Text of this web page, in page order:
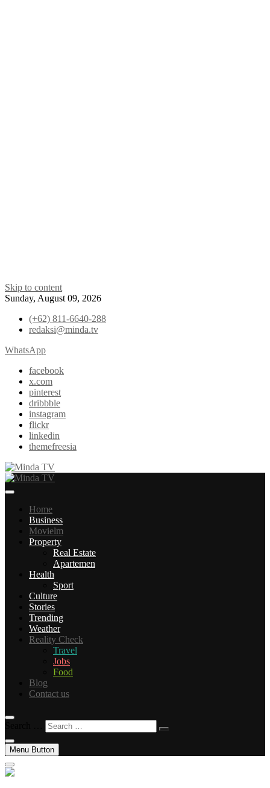
Skip to content
Sunday, August 09, 2026
(+62) 811-6640-288
redaksi@minda.tv
WhatsApp
facebook
x.com
pinterest
dribbble
instagram
flickr
linkedin
themefreesia
Minda TV
News & Edutainment
Home
Business
Movielm
Property
Real Estate
Apartemen
Health
Sport
Culture
Stories
Trending
Weather
Reality Check
Travel
Jobs
Food
Blog
Contact us
Menu Button